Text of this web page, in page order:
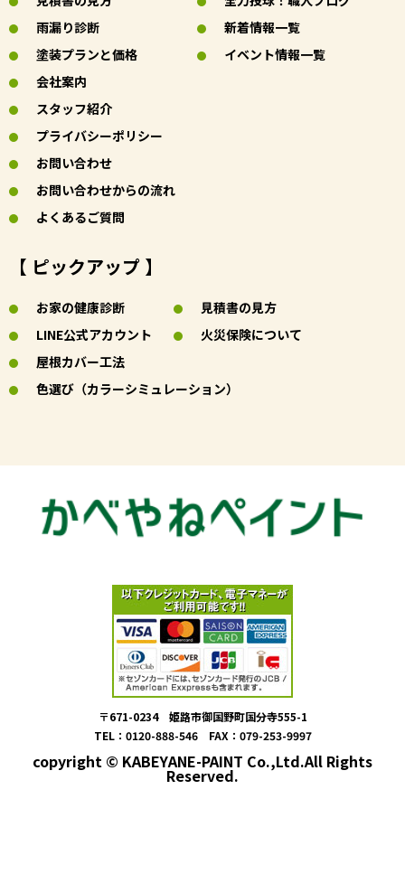
雨漏り診断
塗装プランと価格
新着情報一覧
イベント情報一覧
会社案内
スタッフ紹介
プライバシーポリシー
お問い合わせ
お問い合わせからの流れ
よくあるご質問
【 ピックアップ 】
お家の健康診断
LINE公式アカウント
屋根カバー工法
見積書の見方
火災保険について
色選び（カラーシミュレーション）
〒671-0234 姫路市御国野町国分寺555-1
TEL：0120-888-546 FAX：079-253-9997
copyright © KABEYANE-PAINT Co.,Ltd.All Rights
Reserved.